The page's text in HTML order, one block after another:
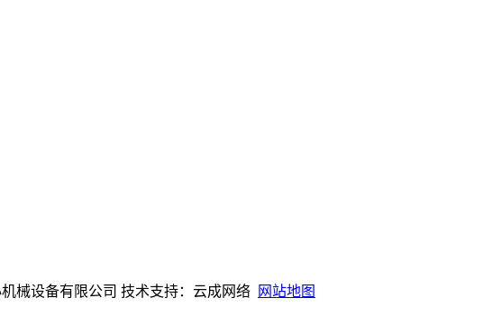
机械设备有限公司 技术支持：云成网络 网站地图